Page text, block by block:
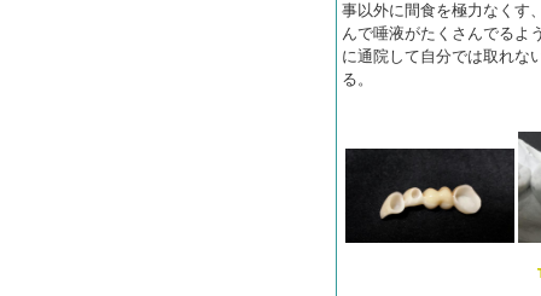
事以外に間食を極力なくす
んで唾液がたくさんでるよ
に通院して自分では取れな
る。